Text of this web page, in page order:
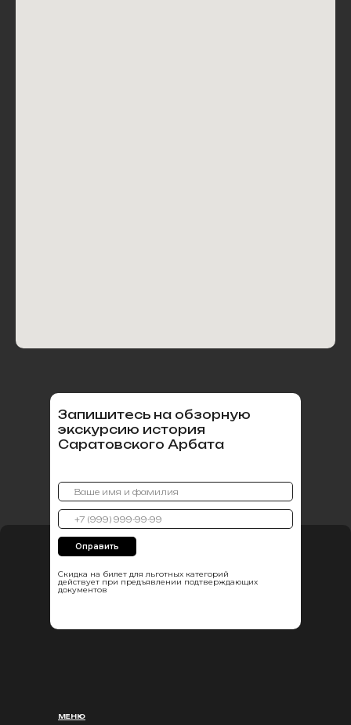
Запишитесь на обзорную
экскурсию история
Саратовского Арбата
Скидка на билет для льготных категорий
действует при предъявлении подтверждающих
документов
Оправить
МЕНЮ